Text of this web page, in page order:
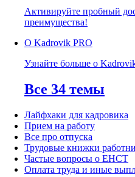
Активируйте пробный
преимущества!
О Kadrovik PRO
Узнайте больше о
Все 34 темы
Лайфхаки для кадровика
Прием на работу
Все про отпуска
Трудовые книжки
Частые вопросы о ЕНСТ
Оплата труда и иные